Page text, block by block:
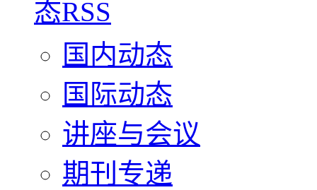
国内动态
国际动态
讲座与会议
期刊专递